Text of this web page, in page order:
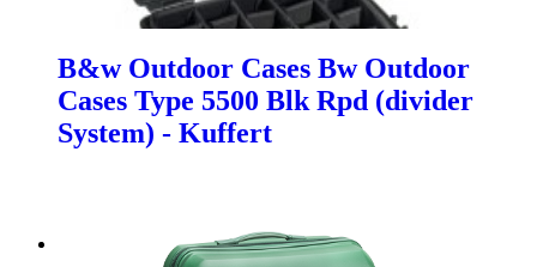
B&w Outdoor Cases Bw Outdoor
Cases Type 5500 Blk Rpd (divider
System) - Kuffert